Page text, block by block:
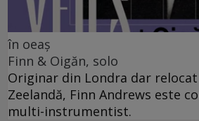
în oeaș
Finn & Oigăn, solo
Originar din Londra dar
Zeelandă, Finn Andrews este
multi-instrumentist.